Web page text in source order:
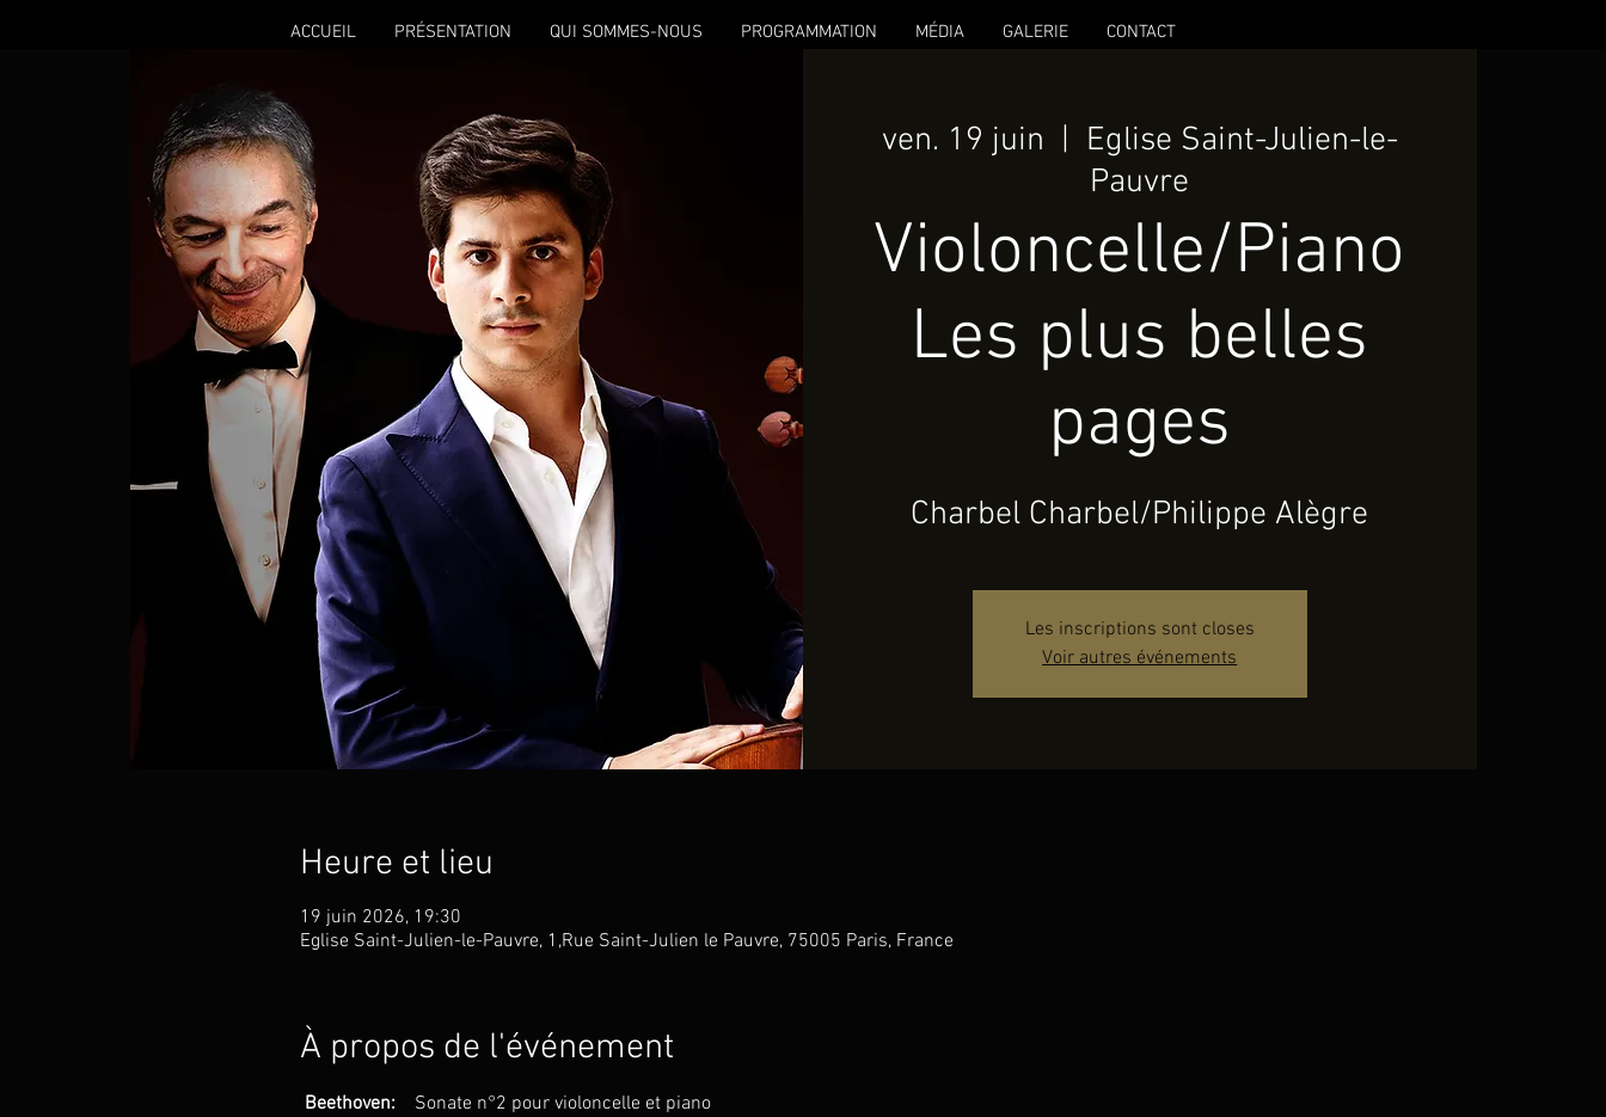
ACCUEIL PRÉSENTATION QUI SOMMES-NOUS PROGRAMMATION MÉDIA GALERIE CONTACT
ven. 19 juin
  |
Eglise Saint-Julien-le-
Pauvre
Violoncelle/Piano
Les plus belles
pages
Charbel Charbel/Philippe Alègre
Les inscriptions sont closes
Voir autres événements
Heure et lieu
19 juin 2026, 19:30
Eglise Saint-Julien-le-Pauvre, 1,Rue Saint-Julien le Pauvre, 75005 Paris, France
À propos de l'événement
Beethoven:
Sonate n°2 pour violoncelle et piano